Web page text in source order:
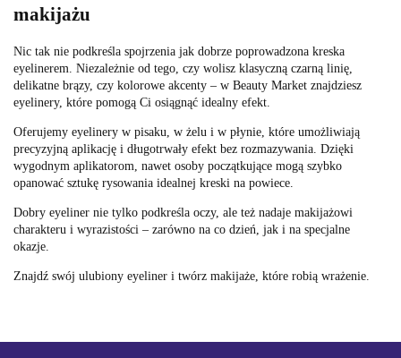
makijażu
Nic tak nie podkreśla spojrzenia jak dobrze poprowadzona kreska
eyelinerem. Niezależnie od tego, czy wolisz klasyczną czarną linię,
delikatne brązy, czy kolorowe akcenty – w Beauty Market znajdziesz
eyelinery, które pomogą Ci osiągnąć idealny efekt.
Oferujemy eyelinery w pisaku, w żelu i w płynie, które umożliwiają
precyzyjną aplikację i długotrwały efekt bez rozmazywania. Dzięki
wygodnym aplikatorom, nawet osoby początkujące mogą szybko
opanować sztukę rysowania idealnej kreski na powiece.
Dobry eyeliner nie tylko podkreśla oczy, ale też nadaje makijażowi
charakteru i wyrazistości – zarówno na co dzień, jak i na specjalne
okazje.
Znajdź swój ulubiony eyeliner i twórz makijaże, które robią wrażenie.